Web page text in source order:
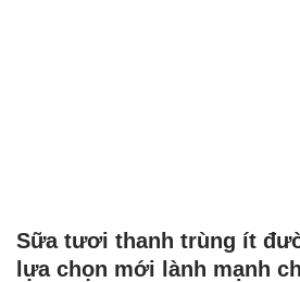
Sữa tươi thanh trùng ít
lựa chọn mới lành mạnh